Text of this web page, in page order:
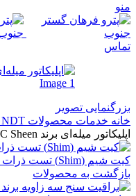
منو
تماس
بزرگنمایی تصویر
خانه خدمات محصولات NDT
اپلیکاتور میله‌ای برند TQC Sheen
کیت شیم (Shim) تست ذرات مغناطیسی MT
بازگشت به محصولات